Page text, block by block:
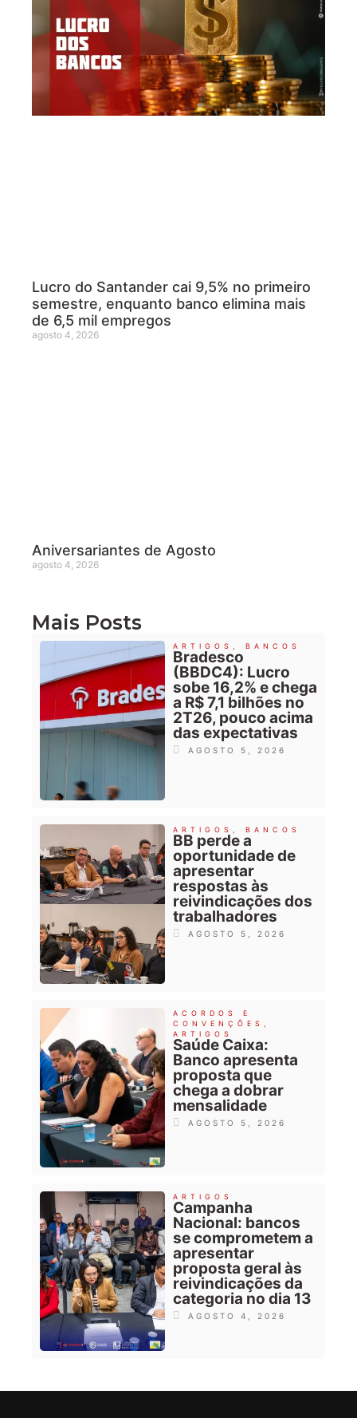
Lucro do Santander cai 9,5% no primeiro
semestre, enquanto banco elimina mais
de 6,5 mil empregos
agosto 4, 2026
Aniversariantes de Agosto
agosto 4, 2026
Mais Posts
ARTIGOS BANCOS
Bradesco
(BBDC4): Lucro
sobe 16,2% e chega
a R$ 7,1 bilhões no
2T26, pouco acima
das expectativas
AGOSTO 5, 2026
ARTIGOS BANCOS
BB perde a
oportunidade de
apresentar
respostas às
reivindicações dos
trabalhadores
AGOSTO 5, 2026
ACORDOS E
CONVENÇÕES
ARTIGOS
Saúde Caixa:
Banco apresenta
proposta que
chega a dobrar
mensalidade
AGOSTO 5, 2026
ARTIGOS
Campanha
Nacional: bancos
se comprometem a
apresentar
proposta geral às
reivindicações da
categoria no dia 13
AGOSTO 4, 2026